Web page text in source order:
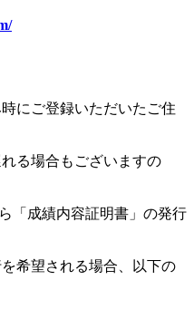
にご登録いただいたご住
場合もございますの
「成績内容証明書」の発行
希望される場合、以下の